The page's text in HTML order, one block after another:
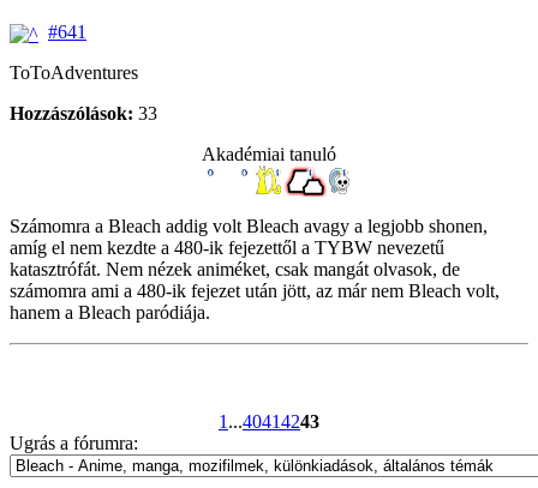
#641
ToToAdventures
Hozzászólások: 33
Akadémiai tanuló
Számomra a Bleach addig volt Bleach avagy a legjobb shonen,
amíg el nem kezdte a 480-ik fejezettől a TYBW nevezetű
katasztrófát. Nem nézek animéket, csak mangát olvasok, de
számomra ami a 480-ik fejezet után jött, az már nem Bleach volt,
hanem a Bleach paródiája.
1 ...40414243
Ugrás a fórumra: